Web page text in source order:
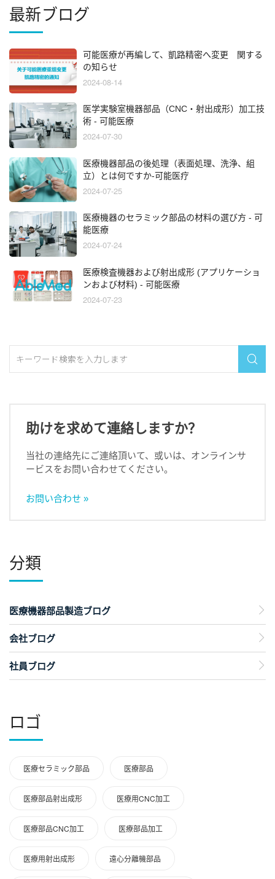
最新ブログ
可能医療が再編して、凱路精密へ変更 関する
の知らせ
2024-08-14
医学実験室機器部品（CNC・射出成形）加工技
術 - 可能医療
2024-07-30
医療機器部品の後処理（表面処理、洗浄、組
立）とは何ですか-可能医疗
2024-07-25
医療機器のセラミック部品の材料の選び方 - 可
能医療
2024-07-24
医療検査機器および射出成形 (アプリケーショ
ンおよび材料) - 可能医療
2024-07-23

助けを求めて連絡しますか？
当社の連絡先にご連絡頂いて、或いは、オンラインサ
ービスをお問い合わせてください。
お問い合わせ »
分類
医療機器部品製造ブログ
会社ブログ
社員ブログ
ロゴ
医療セラミック部品 医療部品
医療部品射出成形 医療用CNC加工
医療部品CNC加工 医療部品加工
医療用射出成形 遠心分離機部品